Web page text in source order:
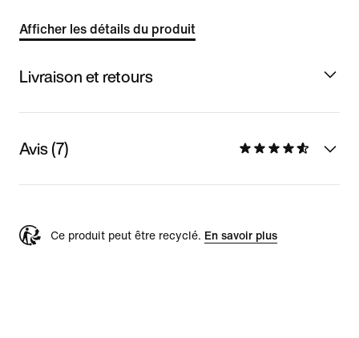
Afficher les détails du produit
Livraison et retours
Avis (7)
Ce produit peut être recyclé. En savoir plus